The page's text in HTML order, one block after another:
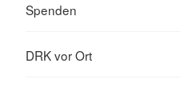
Spenden
DRK vor Ort